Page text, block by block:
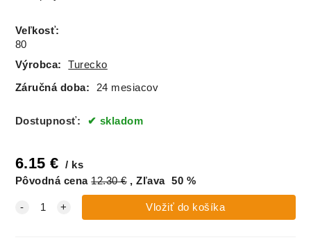
Veľkosť:
80
Výrobca:
Turecko
Záručná doba: 24 mesiacov
Dostupnosť: skladom
6.15 €
ks
Pôvodná cena 12.30€ Zľava 50 %